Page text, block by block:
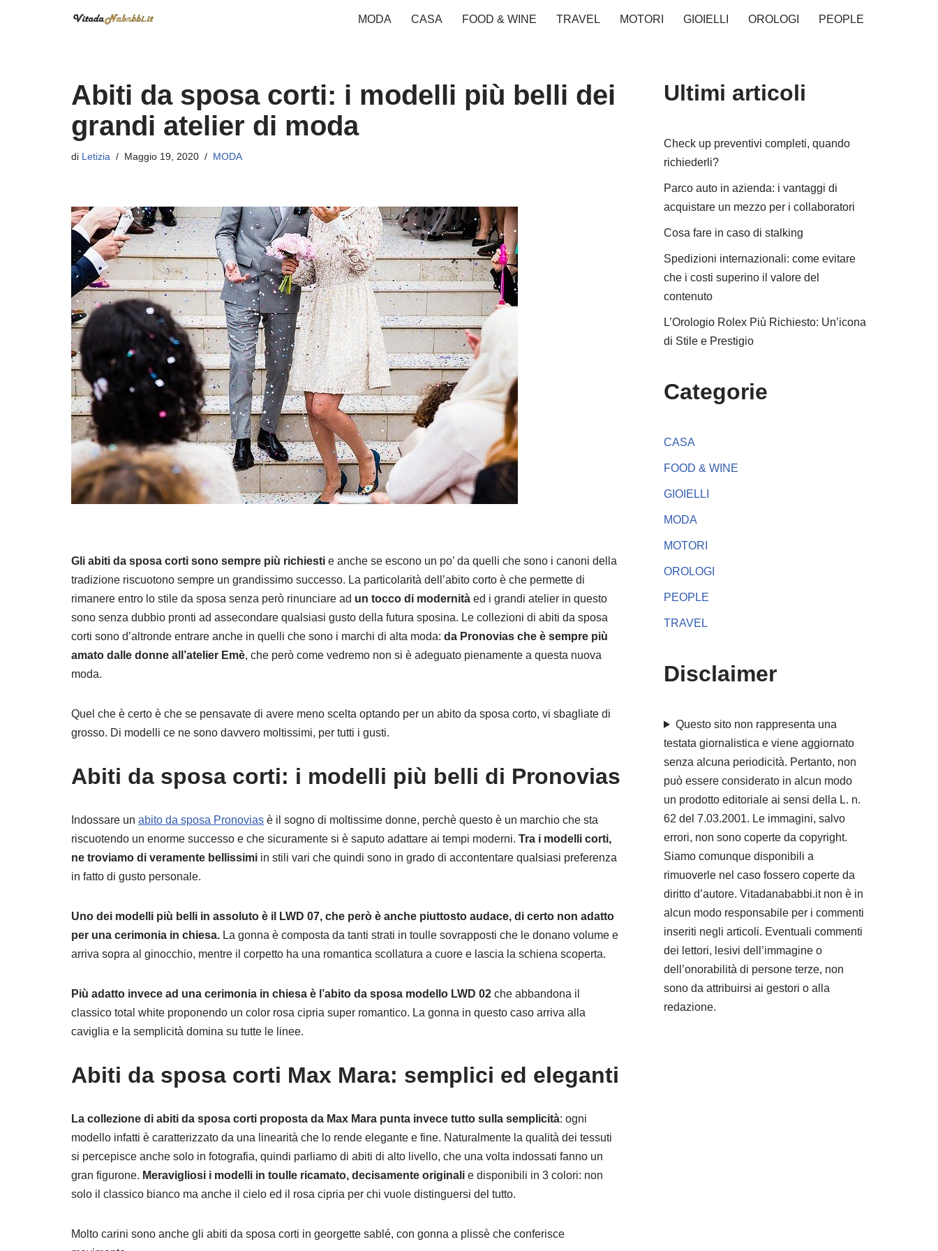
MODA CASA FOOD & WINE TRAVEL MOTORI GIOIELLI OROLOGI PEOPLE
Abiti da sposa corti: i modelli più belli dei
grandi atelier di moda
di Letizia Maggio 19, 2020 MODA
Gli abiti da sposa corti sono sempre più richiesti e anche se escono un po’ da quelli che sono i canoni della
tradizione riscuotono sempre un grandissimo successo. La particolarità dell’abito corto è che permette di
rimanere entro lo stile da sposa senza però rinunciare ad un tocco di modernità ed i grandi atelier in questo
sono senza dubbio pronti ad assecondare qualsiasi gusto della futura sposina. Le collezioni di abiti da sposa
corti sono d’altronde entrare anche in quelli che sono i marchi di alta moda: da Pronovias che è sempre più
amato dalle donne all’atelier Emè, che però come vedremo non si è adeguato pienamente a questa nuova
moda.
Quel che è certo è che se pensavate di avere meno scelta optando per un abito da sposa corto, vi sbagliate di
grosso. Di modelli ce ne sono davvero moltissimi, per tutti i gusti.
Abiti da sposa corti: i modelli più belli di Pronovias
Indossare un abito da sposa Pronovias è il sogno di moltissime donne, perchè questo è un marchio che sta
riscuotendo un enorme successo e che sicuramente si è saputo adattare ai tempi moderni. Tra i modelli corti,
ne troviamo di veramente bellissimi in stili vari che quindi sono in grado di accontentare qualsiasi preferenza
in fatto di gusto personale.
Uno dei modelli più belli in assoluto è il LWD 07, che però è anche piuttosto audace, di certo non adatto
per una cerimonia in chiesa. La gonna è composta da tanti strati in toulle sovrapposti che le donano volume e
arriva sopra al ginocchio, mentre il corpetto ha una romantica scollatura a cuore e lascia la schiena scoperta.
Più adatto invece ad una cerimonia in chiesa è l’abito da sposa modello LWD 02 che abbandona il
classico total white proponendo un color rosa cipria super romantico. La gonna in questo caso arriva alla
caviglia e la semplicità domina su tutte le linee.
Abiti da sposa corti Max Mara: semplici ed eleganti
La collezione di abiti da sposa corti proposta da Max Mara punta invece tutto sulla semplicità: ogni
modello infatti è caratterizzato da una linearità che lo rende elegante e fine. Naturalmente la qualità dei tessuti
si percepisce anche solo in fotografia, quindi parliamo di abiti di alto livello, che una volta indossati fanno un
gran figurone. Meravigliosi i modelli in toulle ricamato, decisamente originali e disponibili in 3 colori: non
solo il classico bianco ma anche il cielo ed il rosa cipria per chi vuole distinguersi del tutto.
Molto carini sono anche gli abiti da sposa corti in georgette sablé, con gonna a plissè che conferisce
Ultimi articoli
Check up preventivi completi, quando
richiederli?
Parco auto in azienda: i vantaggi di
acquistare un mezzo per i collaboratori
Cosa fare in caso di stalking
Spedizioni internazionali: come evitare
che i costi superino il valore del
contenuto
L’Orologio Rolex Più Richiesto: Un’icona
di Stile e Prestigio
Categorie
CASA
FOOD & WINE
GIOIELLI
MODA
MOTORI
OROLOGI
PEOPLE
TRAVEL
Disclaimer
Questo sito non rappresenta una
testata giornalistica e viene aggiornato
senza alcuna periodicità. Pertanto, non
può essere considerato in alcun modo
un prodotto editoriale ai sensi della L. n.
62 del 7.03.2001. Le immagini, salvo
errori, non sono coperte da copyright.
Siamo comunque disponibili a
rimuoverle nel caso fossero coperte da
diritto d’autore. Vitadanababbi.it non è in
alcun modo responsabile per i commenti
inseriti negli articoli. Eventuali commenti
dei lettori, lesivi dell’immagine o
dell’onorabilità di persone terze, non
sono da attribuirsi ai gestori o alla
redazione.